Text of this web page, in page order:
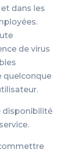
dans les
de virus
quelconque
disponibilité